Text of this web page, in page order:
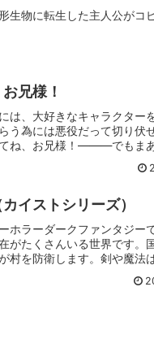
生物に転生した主人公がコ
兄様！
は、大好きなキャラクター
う為には悪役だって切り伏
ね、お兄様！―――でもま
イストシリーズ）
ホラーダークファンタジー
がたくさんいる世界です。
村を防衛します。剣や魔法